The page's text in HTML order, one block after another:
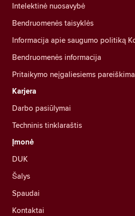
Intelektinė nuosavybė
Bendruomenės taisyklės
Informacija apie saugumo politiką
Bendruomenės informacija
Pritaikymo neįgaliesiems
Karjera
Darbo pasiūlymai
Techninis tinklaraštis
Įmonė
DUK
Šalys
Spaudai
Kontaktai